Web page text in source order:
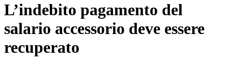
L’indebito pagamento del
salario accessorio deve essere
recuperato